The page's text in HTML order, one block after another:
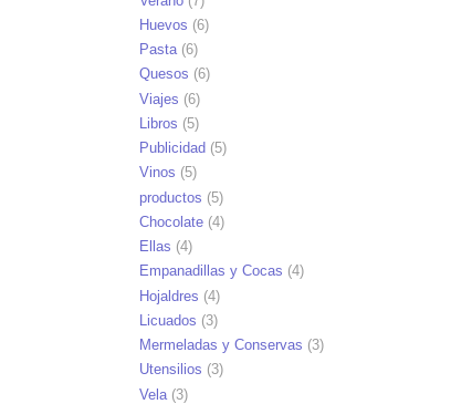
Huevos (6)
Pasta(6)
Quesos (6)
Viajes (6)
Libros (5)
Publicidad (5)
Vinos (5)
productos (5)
Chocolate (4)
Ellas (4)
Empanadillas y Cocas (4)
Hojaldres (4)
Licuados (3)
Mermeladas y Conservas (3)
Utensilios (3)
Vela (3)